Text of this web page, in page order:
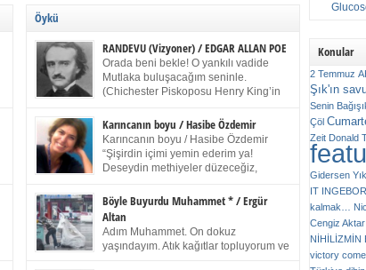
Öykü
RANDEVU (Vizyoner) / EDGAR ALLAN POE
Orada beni bekle! O yankılı vadide
Mutlaka buluşacağım seninle.
(Chichester Piskoposu Henry King’in
Talihsiz ve gizemli adam! – Sen ki kendi hayal
gücünün parlaklığıyla afalladın, gençliğinin alevleri
arasına düştün! Hayalimde seni tekrar görüyorum!
Bir kez daha önümde duruyor siluetin! – Olduğun –
ah olduğun gibi değil soğuk vadide ve gölgelerin […]
Karıncanın boyu / Hasibe Özdemir
Karıncanın boyu / Hasibe Özdemir
“Şişirdin içimi yemin ederim ya!
Deseydin methiyeler düzeceğiz,
titriyor. “Sana gel demedim kızım.” diyorum sakince.
“Takıldın peşime madem, ne duyarsan
katlanacaksın.” Bir sigara yakıyor. Başını yana yatırıp,
bezmiş annelerin yılgın bakışıyla süzüyor beni.
Kaşlarımı kaldırıp ona bakıyorum ben de. Pes ediyor.
Böyle Buyurdu Muhammet * / Ergür
Altan
Adım Muhammet. On dokuz
yaşındayım. Atık kağıtlar topluyorum ve
Konular
2 Temmuz
Şık'ın
Senin
Çöl
Zeit Donald
Gidersen
IT
kalmak…
Cengiz Aktar
NİHİLİZMİN
victory